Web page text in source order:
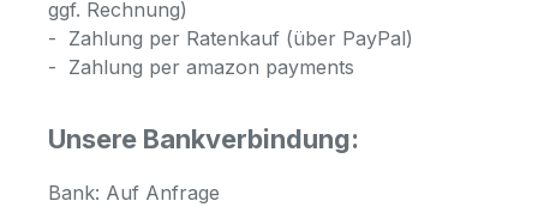
ggf. Rechnung)
- Zahlung per Ratenkauf (über PayPal)
- Zahlung per amazon payments
Unsere Bankverbindung:
Bank: Auf Anfrage